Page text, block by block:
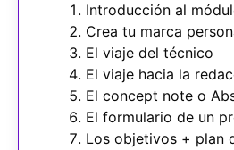
Introducción al
Crea tu marca
El viaje del técnico
El viaje hacia la
El concept note o
El formulario de un
Los objetivos + plan